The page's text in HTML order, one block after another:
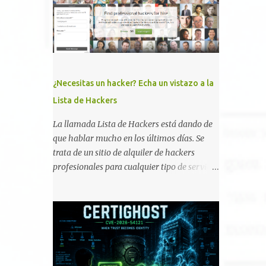
memoria RAM está disponible en el
smartphone o la tablet *#*#34971539#*#* :
Visualiza la información detallada d...
¿Necesitas un hacker? Echa un vistazo a la
Lista de Hackers
La llamada Lista de Hackers está dando de
que hablar mucho en los últimos días. Se
trata de un sitio de alquiler de hackers
profesionales para cualquier tipo de servicio.
discreción, comunicaciones cifradas y la
garantía de que ningún servicio será
demasiado difícil para los talentos que
pueden ser contratados desde la plataforma.